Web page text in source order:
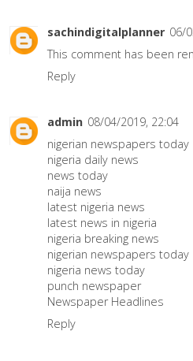
sachindigitalplanner 06/
This comment has been
Reply
admin 08/04/2019, 22:04
nigerian newspapers today
nigeria daily news
news today
naija news
latest nigeria news
latest news in nigeria
nigeria breaking news
nigerian newspapers today
nigeria news today
punch newspaper
Newspaper Headlines
Reply